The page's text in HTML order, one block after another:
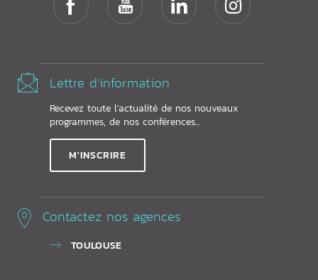
Lettre d'information
Recevez toute l'actualité de nos nouveaux
programmes, de nos conférences...
M'INSCRIRE
Contactez nos agences
TOULOUSE